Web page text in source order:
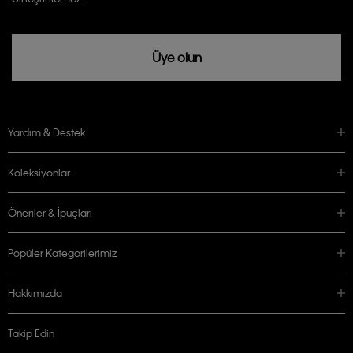
Üye olun
Yardım & Destek
Koleksiyonlar
Öneriler & İpuçları
Popüler Kategorilerimiz
Hakkımızda
Takip Edin